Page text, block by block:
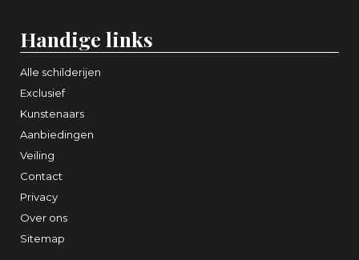
Handige links
Alle schilderijen
Exclusief
Kunstenaars
Aanbiedingen
Veiling
Contact
Privacy
Over ons
Sitemap